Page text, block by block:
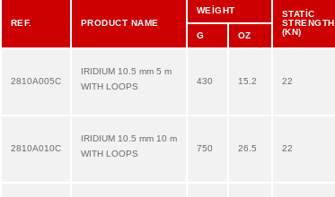
REF. PRODUCT NAME
WEİGHT
STATİC
STRENGTH
(KN)
G
OZ
2810A005C
IRIDIUM 10.5 mm 5 m
WITH LOOPS
430 15.2 22
2810A010C
IRIDIUM 10.5 mm 10 m
WITH LOOPS
750 26.5 22